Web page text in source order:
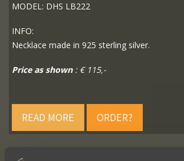
MODEL: DHS LB222
INFO:
Necklace made in 925 sterling silver.
Price as shown: € 115,-
READ MORE ORDER?